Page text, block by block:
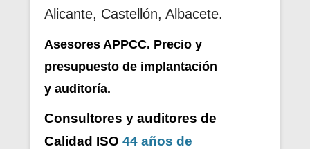
Alicante, Castellón, Albacete.
Asesores APPCC. Precio y
presupuesto de implantación
y auditoría.
Consultores y auditores de
Calidad ISO 44 años de